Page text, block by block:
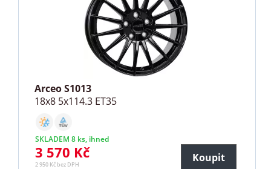
Arceo S1013
18x8 5x114.3 ET35
SKLADEM 8 ks, ihned
3 570 Kč
2 950 Kč bez DPH
Koupit